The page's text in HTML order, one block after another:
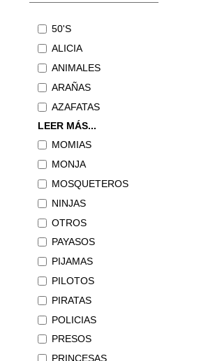
50'S
ALICIA
ANIMALES
ARAÑAS
AZAFATAS
LEER MÁS...
MOMIAS
MONJA
MOSQUETEROS
NINJAS
OTROS
PAYASOS
PIJAMAS
PILOTOS
PIRATAS
POLICIAS
PRESOS
PRINCESAS